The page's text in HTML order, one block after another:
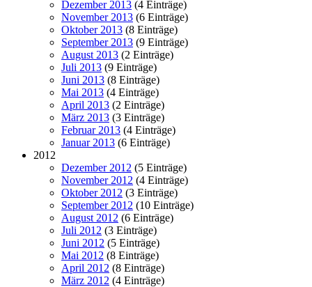
Dezember 2013 (4 Einträge)
November 2013 (6 Einträge)
Oktober 2013 (8 Einträge)
September 2013 (9 Einträge)
August 2013 (2 Einträge)
Juli 2013 (9 Einträge)
Juni 2013 (8 Einträge)
Mai 2013 (4 Einträge)
April 2013 (2 Einträge)
März 2013 (3 Einträge)
Februar 2013 (4 Einträge)
Januar 2013 (6 Einträge)
2012
Dezember 2012 (5 Einträge)
November 2012 (4 Einträge)
Oktober 2012 (3 Einträge)
September 2012 (10 Einträge)
August 2012 (6 Einträge)
Juli 2012 (3 Einträge)
Juni 2012 (5 Einträge)
Mai 2012 (8 Einträge)
April 2012 (8 Einträge)
März 2012 (4 Einträge)